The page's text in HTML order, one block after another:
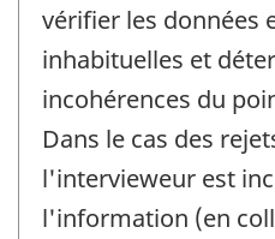
vérifier les données
inhabituelles et
incohérences du
Dans le cas des
l'intervieweur est
l'information (en